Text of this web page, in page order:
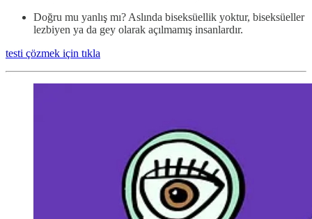
Doğru mu yanlış mı? Aslında biseksüellik yoktur, biseksüeller
lezbiyen ya da gey olarak açılmamış insanlardır.
testi çözmek için tıkla